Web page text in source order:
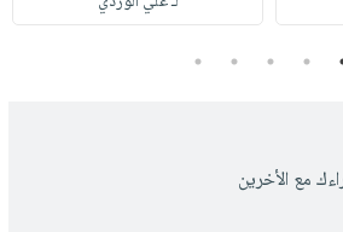
2
3
4
5
مع الأخرين